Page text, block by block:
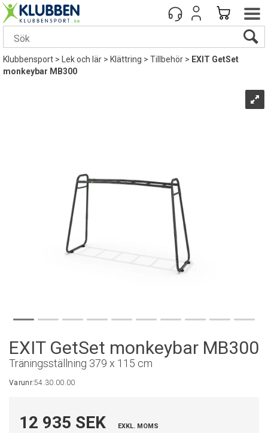
Klubbensport> Lek och lär>Klättring>Tillbehör> EXIT GetSet
monkeybar MB300
EXIT GetSet monkeybar MB300
Träningsställning 379 x 115 cm
Varunr:54.30.00.00
12 935 SEK EXKL. MOMS